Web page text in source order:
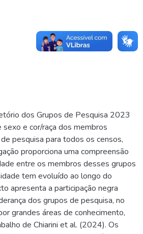
dos Grupos de Pesquisa 2023
e cor/raça dos membros
pesquisa para todos os censos,
proporciona uma compreensão
entre os membros desses grupos
tem evoluído ao longo do
apresenta a participação negra
dos grupos de pesquisa, no
grandes áreas de conhecimento,
de Chiarini et al. (2024). Os